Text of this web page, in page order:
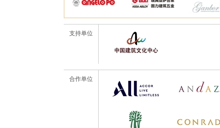
支持单位
合作单位